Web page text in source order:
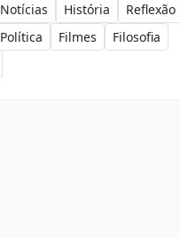
Notícias História
Reflexão
Política Filmes
Filosofia